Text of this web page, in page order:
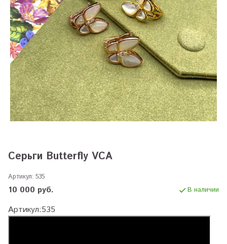
Серьги Butterfly VCA
Артикул: 535
10 000 руб. В наличии
Артикул:535